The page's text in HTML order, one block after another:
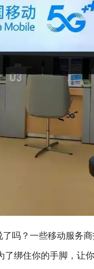
吗？一些移动服务
绑住你的手脚，让